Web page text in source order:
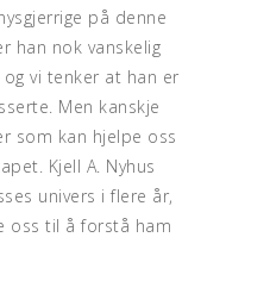
på denne
han nok vanskelig
vi tenker at han er
Men kanskje
som kan hjelpe oss
Kjell A. Nyhus
univers i flere år,
oss til å forstå ham